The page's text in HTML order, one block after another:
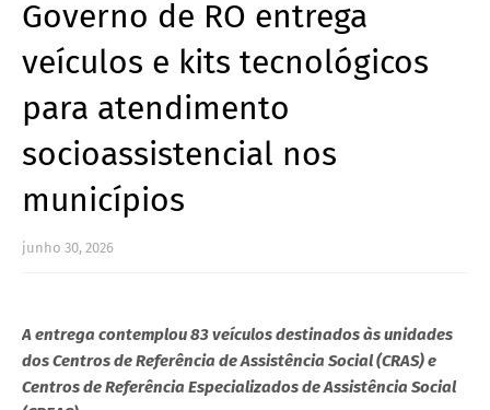
Governo de RO entrega
veículos e kits tecnológicos
para atendimento
socioassistencial nos
municípios
junho 30, 2026
A entrega contemplou 83 veículos destinados às unidades
dos Centros de Referência de Assistência Social (CRAS) e
Centros de Referência Especializados de Assistência Social